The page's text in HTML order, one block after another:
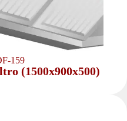
159
(1500x900x500)